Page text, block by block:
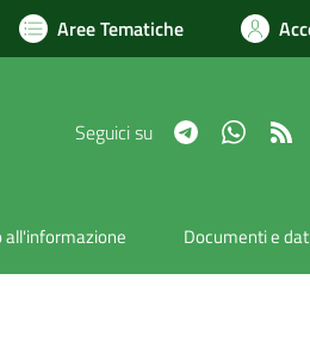
Aree Tematiche
Seguici su Telegram
all'informazione Documenti e